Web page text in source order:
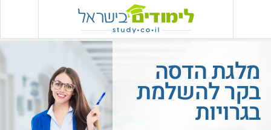
מלגת הדסה
בקר להשלמת
בגרויות